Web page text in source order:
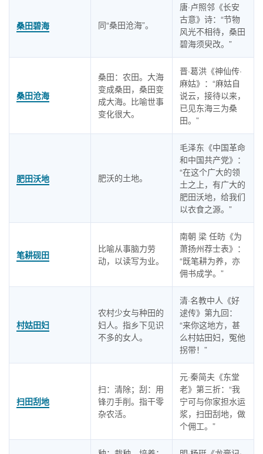
桑田碧海 同“桑田沧海”。
唐·卢照邻《长安
古意》诗：“节物
风光不相待，桑田
碧海须臾改。”
桑田沧海
桑田：农田。大海
变成桑田，桑田变
成大海。比喻世事
变化很大。
晋·葛洪《神仙传·
麻姑》：“麻姑自
说云，接待以来，
已见东海三为桑
田。”
肥田沃地 肥沃的土地。
毛泽东《中国革命
和中国共产党》：
“在这个广大的领
土之上，有广大的
肥田沃地，给我们
以衣食之源。”
笔耕砚田
比喻从事脑力劳
动，以读写为业。
南朝 梁 任昉《为
萧扬州荐士表》：
“既笔耕为养，亦
佣书成学。”
村姑田妇
农村少女与种田的
妇人。指乡下见识
不多的女人。
清·名教中人《好
逑传》第九回：
“来你这地方，甚
么村姑田妇，冤他
拐带！”
扫田刮地
扫：清除；刮：用
锋刃手削。指干零
杂农活。
元·秦简夫《东堂
老》第三折：“我
宁可与你家担水运
浆，扫田刮地，做
个佣工。”